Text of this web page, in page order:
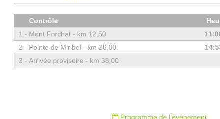
Contrôle
1 - Mont Forchat - km 12,50
2 - Pointe de Miribel - km 26,00
3 - Arrivée provisoire - km 38,00
Programme de l'évènement